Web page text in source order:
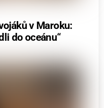
v Maroku:
do oceánu“